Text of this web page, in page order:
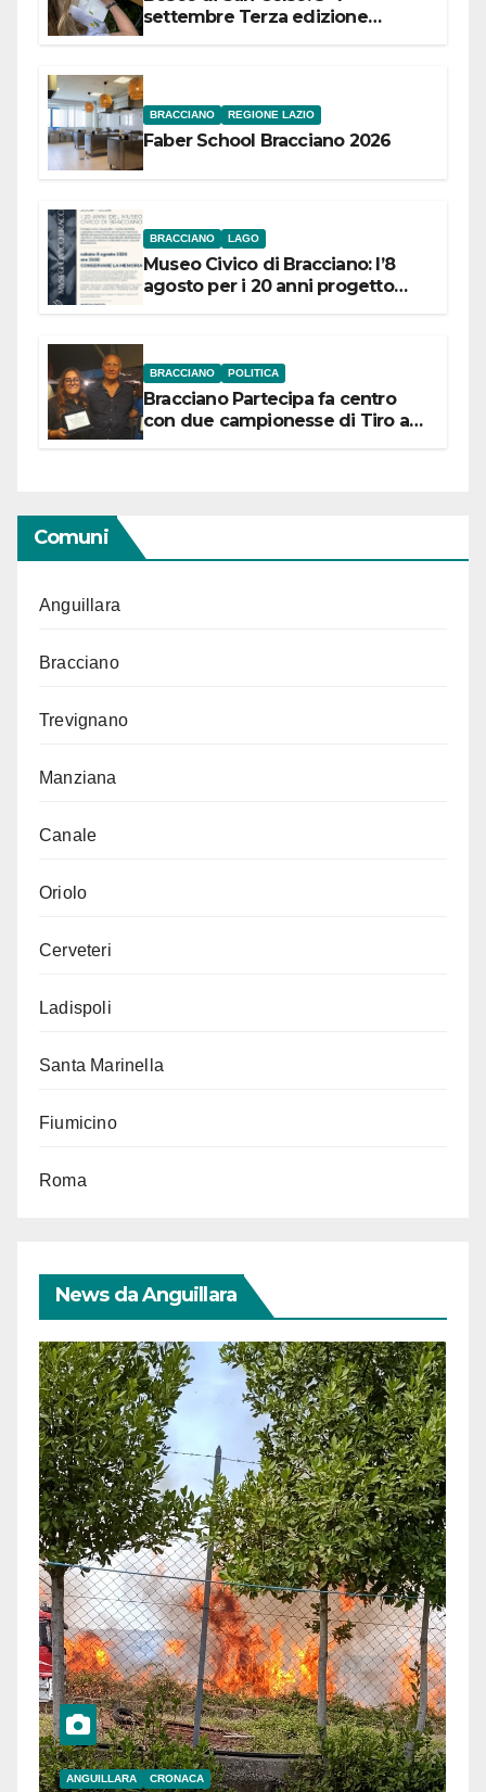
settembre Terza edizione
BRACCIANO REGIONE LAZIO
Faber School Bracciano 2026
BRACCIANO LAGO
Museo Civico di Bracciano: l’8
agosto per i 20 anni progetto
BRACCIANO POLITICA
Bracciano Partecipa fa centro
con due campionesse di Tiro a
Comuni
Anguillara
Bracciano
Trevignano
Manziana
Canale
Oriolo
Cerveteri
Ladispoli
Santa Marinella
Fiumicino
Roma
News da Anguillara
ANGUILLARA CRONACA